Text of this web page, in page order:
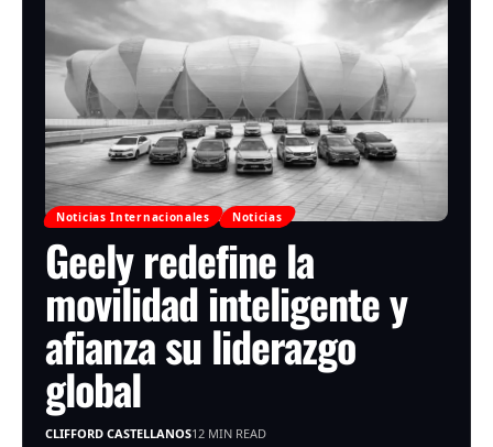
Noticias Internacionales Noticias
Geely redefine la
movilidad inteligente y
afianza su liderazgo
global
CLIFFORD CASTELLANOS12 MIN READ